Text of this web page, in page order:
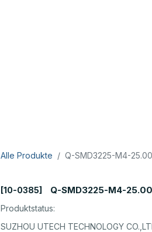
Alle Produkte Q-SMD3225-M4-
[10-0385] Q-SMD3225-M4-
Produktstatus:
SUZHOU UTECH TECHNOLOGY